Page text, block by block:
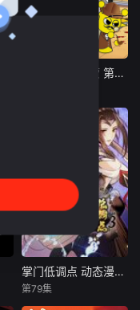
神之魂，从此逆天
改命。他横扫宗门
天才，踏平强敌险
阻，邂逅红颜知
己，以战魂破万
路逆袭，终成威
侦探冒险家西蒙 第5季
侦探西蒙接到虚假
侦探大赛邀约前往
孤岛别墅，助手温
达察觉骗局急忙追
赶。岛上齐聚四名
侦探，别墅暗藏红
玫瑰与全套工具，
此地还关联一年前
一桩含冤身亡女仆
的玫瑰别墅旧案。
侦探冒险家西蒙 第5季
掌门低调点 动态漫画 第三季 掌门低调点 动态漫画 第三季
第79集